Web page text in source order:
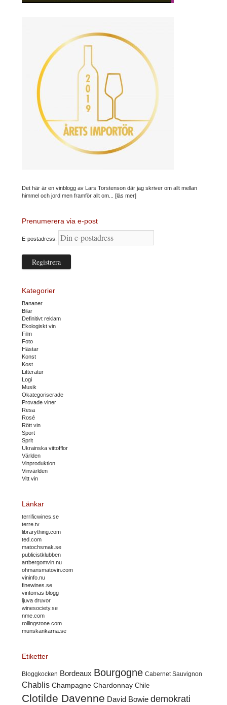
Det här är en vinblogg av Lars Torstenson där jag skriver om allt mellan
himmel och jord men framför allt om... [läs mer]
Prenumerera via e-post
E-postadress:
Kategorier
Bananer
Bilar
Definitivt reklam
Ekologiskt vin
Film
Foto
Hästar
Konst
Kost
Litteratur
Logi
Musik
Okategoriserade
Provade viner
Resa
Rosé
Rött vin
Sport
Sprit
Ukrainska vittofflor
Världen
Vinproduktion
Vinvärlden
Vitt vin
Länkar
terrificwines.se
terre.tv
librarything.com
ted.com
matochsmak.se
publicistklubben
artbergomvin.nu
ohmansmatovin.com
vininfo.nu
finewines.se
vintomas blogg
ljuva druvor
winesociety.se
nme.com
rollingstone.com
munskankarna.se
Etiketter
Bloggkocken Bordeaux Bourgogne Cabernet Sauvignon
Chablis Champagne Chardonnay Chile
Clotilde Davenne David Bowie demokrati